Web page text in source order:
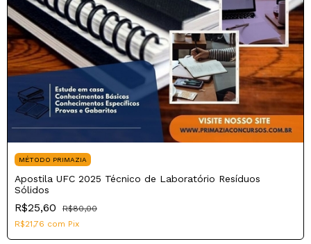
MÉTODO PRIMAZIA
Apostila UFC 2025 Técnico de Laboratório Resíduos
Sólidos
R$25,60
R$80,00
R$21,76 com Pix